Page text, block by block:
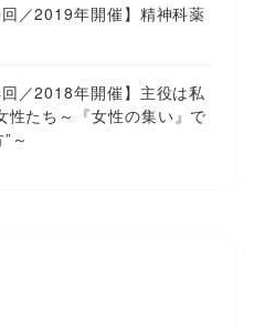
／2019年開催】精神科薬
／2018年開催】主役は私
性たち～『女性の集い』で
～